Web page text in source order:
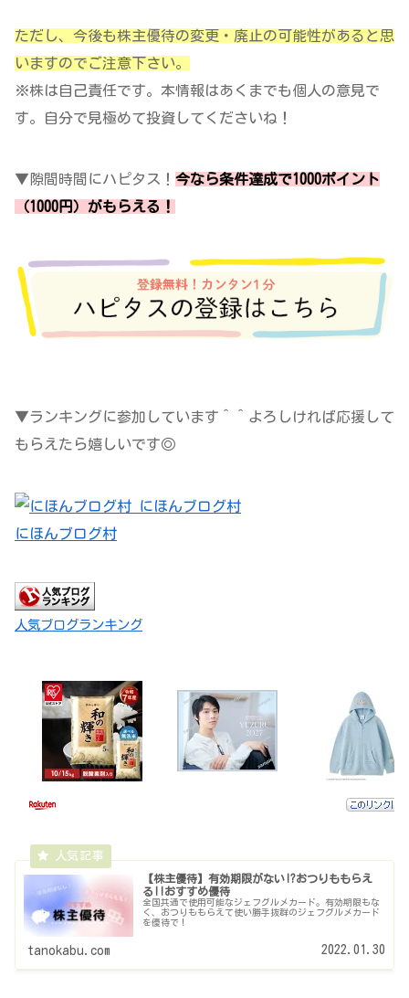
ただし、今後も株主優待の変更・廃止の可能性があると思
いますのでご注意下さい。
※株は自己責任です。本情報はあくまでも個人の意見で
す。自分で見極めて投資してくださいね！
▼隙間時間にハピタス！ 今なら条件達成で1000ポイント
（1000円）がもらえる！
▼ランキングに参加しています＾＾よろしければ応援して
もらえたら嬉しいです◎
にほんブログ村
人気ブログランキング
【株主優待】有効期限がない!?おつりももらえ
る!!おすすめ優待
全国共通で使用可能なジェフグルメカード。有効期限もな
く、おつりももらえて使い勝手抜群のジェフグルメカード
を優待で！
tanokabu.com 2022.01.30